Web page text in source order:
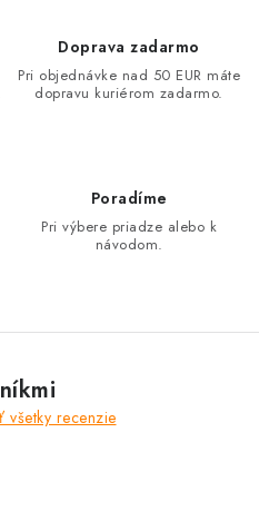
Doprava zadarmo
Pri objednávke nad 50 EUR máte
dopravu kuriérom zadarmo.
Poradíme
Pri výbere priadze alebo k
návodom.
všetky recenzie